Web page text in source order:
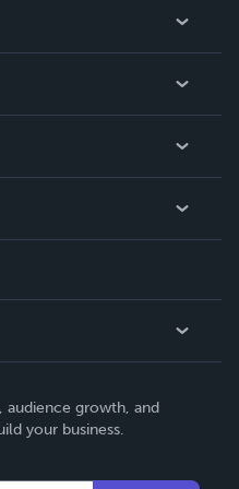
2015.
audience growth, and
your business.